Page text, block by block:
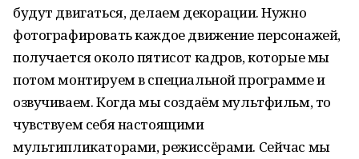
будут двигаться, делаем декорации. Нужно
фотографировать каждое движение персонажей,
получается около пятисот кадров, которые мы
потом монтируем в специальной программе и
озвучиваем. Когда мы создаём мультфильм, то
чувствуем себя настоящими
мультипликаторами, режиссёрами. Сейчас мы